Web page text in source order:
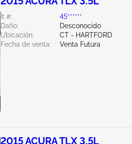
Ít #:
45******
Daño:
Desconocido
Ubicación:
CT - HARTFORD
Fecha de venta:
Venta Futura
2015 ACURA TLX 3.5L